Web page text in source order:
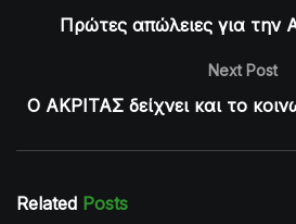
Πρώτες απώλειες για την
Next Post
Ο ΑΚΡΙΤΑΣ δείχνει και το
Related Posts